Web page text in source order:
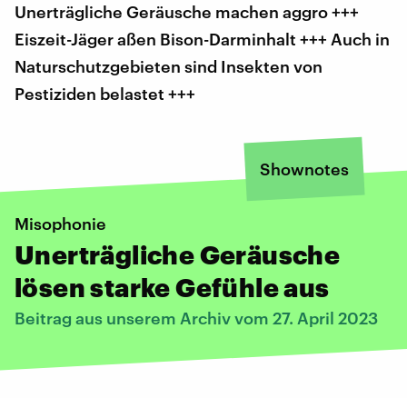
Unerträgliche Geräusche machen aggro +++
Eiszeit-Jäger aßen Bison-Darminhalt +++ Auch in
Naturschutzgebieten sind Insekten von
Pestiziden belastet +++
Shownotes
Misophonie
Unerträgliche Geräusche
lösen starke Gefühle aus
Beitrag aus unserem Archiv vom 27. April 2023